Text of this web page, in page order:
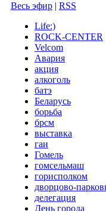
Весь эфир | RSS
Life:)
ROCK-CENTER
Velcom
Авария
акция
алкоголь
батэ
Беларусь
борьба
брсм
выставка
гаи
Гомель
гомсельмаш
горисполком
дворцово-
делегация
День города